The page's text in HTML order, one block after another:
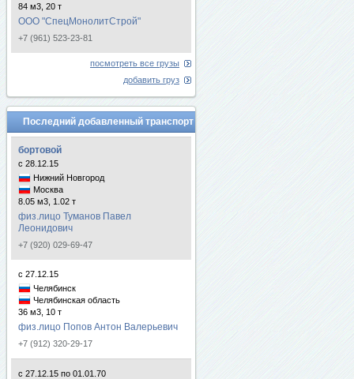
84 м3, 20 т
ООО "СпецМонолитСтрой"
+7 (961) 523-23-81
посмотреть все грузы
добавить груз
Последний добавленный транспорт
бортовой
с 28.12.15
Нижний Новгород
Москва
8.05 м3, 1.02 т
физ.лицо Туманов Павел
Леонидович
+7 (920) 029-69-47
с 27.12.15
Челябинск
Челябинская область
36 м3, 10 т
физ.лицо Попов Антон Валерьевич
+7 (912) 320-29-17
с 27.12.15 по 01.01.70